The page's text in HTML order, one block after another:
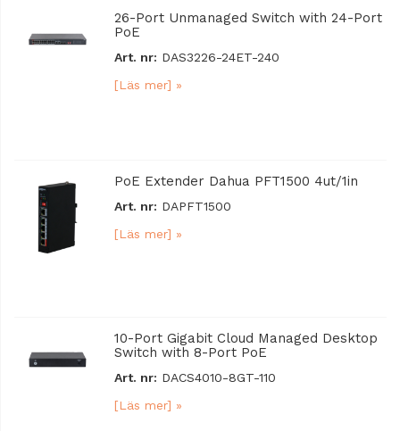
26-Port Unmanaged Switch with 24-Port
PoE
Art. nr: DAS3226-24ET-240
[Läs mer] »
PoE Extender Dahua PFT1500 4ut/1in
Art. nr: DAPFT1500
[Läs mer] »
10-Port Gigabit Cloud Managed Desktop
Switch with 8-Port PoE
Art. nr: DACS4010-8GT-110
[Läs mer] »